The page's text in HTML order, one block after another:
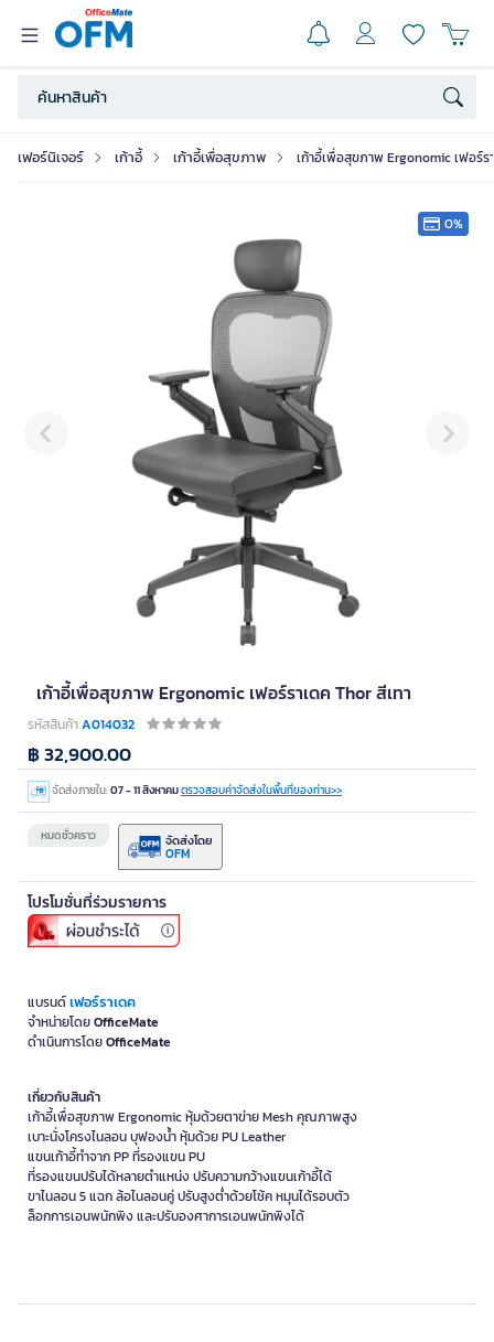
เฟอร์นิเจอร์ เก้าอี้ เก้าอี้เพื่อสุขภาพ เก้าอี้เพื่อสุขภาพ Ergonomic เฟอร์ร
0%
เก้าอี้เพื่อสุขภาพ Ergonomic เฟอร์ราเดค Thor สีเทา
รหัสสินค้าA014032
แบรนด์เฟอร์ราเดค
จำหน่ายโดยOfficeMate
ดำเนินการโดยOfficeMate
จัดส่งภายใน:07 - 11 สิงหาคมตรวจสอบค่าจัดส่งในพื้นที่ของท่าน>>
หมดชั่วคราว จัดส่งโดย
OFM
฿ 32,900.00
โปรโมชั่นที่ร่วมรายการ
เกี่ยวกับสินค้า
เก้าอี้เพื่อสุขภาพ Ergonomic หุ้มด้วยตาข่าย Mesh คุณภาพสูง
เบาะนั่งโครงไนลอน บุฟองน้ำ หุ้มด้วย PU Leather
แขนเก้าอี้ทำจาก PP ที่รองแขน PU
ที่รองแขนปรับได้หลายตำแหน่ง ปรับความกว้างแขนเก้าอี้ได้
ขาไนลอน 5 แฉก ล้อไนลอนคู่ ปรับสูงต่ำด้วยโช้ค หมุนได้รอบตัว
ล็อกการเอนพนักพิง และปรับองศาการเอนพนักพิงได้